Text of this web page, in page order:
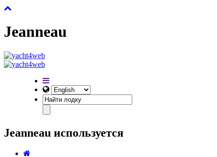
Jeanneau
Jeanneau используется